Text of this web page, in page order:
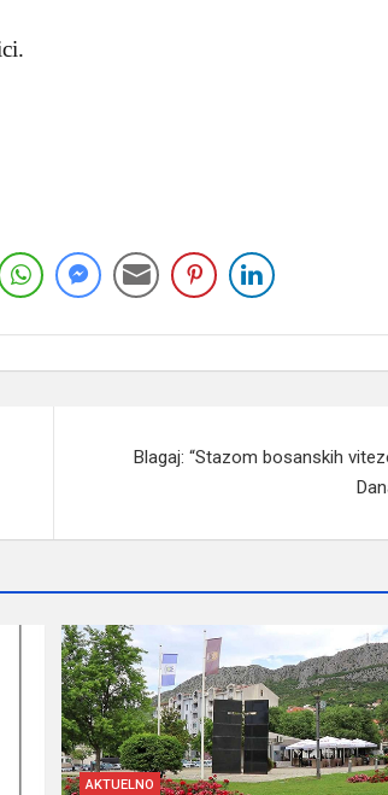
Blagaj: “Stazom bosanskih
AKTUELNO